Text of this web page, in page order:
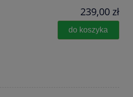
239,00 zł
do koszyka